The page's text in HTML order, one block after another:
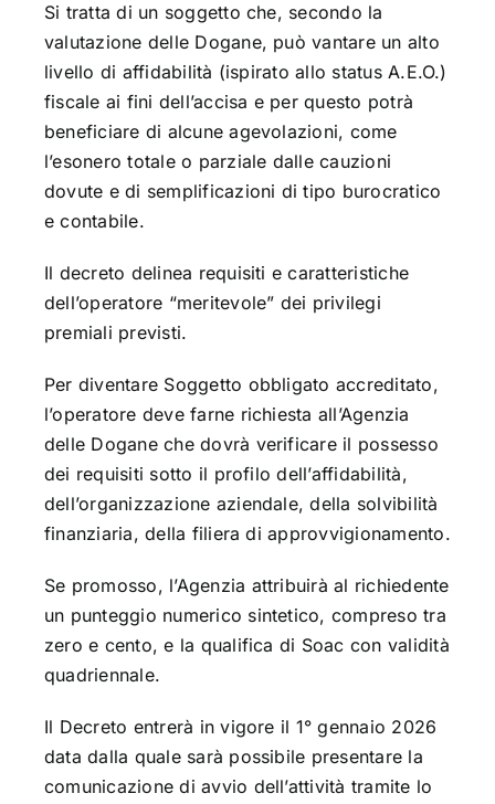
Si tratta di un soggetto che, secondo la
valutazione delle Dogane, può vantare un alto
livello di affidabilità (ispirato allo status A.E.O.)
fiscale ai fini dell’accisa e per questo potrà
beneficiare di alcune agevolazioni, come
l’esonero totale o parziale dalle cauzioni
dovute e di semplificazioni di tipo burocratico
e contabile.
Il decreto delinea requisiti e caratteristiche
dell’operatore “meritevole” dei privilegi
premiali previsti.
Per diventare Soggetto obbligato accreditato,
l’operatore deve farne richiesta all’Agenzia
delle Dogane che dovrà verificare il possesso
dei requisiti sotto il profilo dell’affidabilità,
dell’organizzazione aziendale, della solvibilità
finanziaria, della filiera di approvvigionamento.
Se promosso, l’Agenzia attribuirà al richiedente
un punteggio numerico sintetico, compreso tra
zero e cento, e la qualifica di Soac con validità
quadriennale.
Il Decreto entrerà in vigore il 1° gennaio 2026
data dalla quale sarà possibile presentare la
comunicazione di avvio dell’attività tramite lo